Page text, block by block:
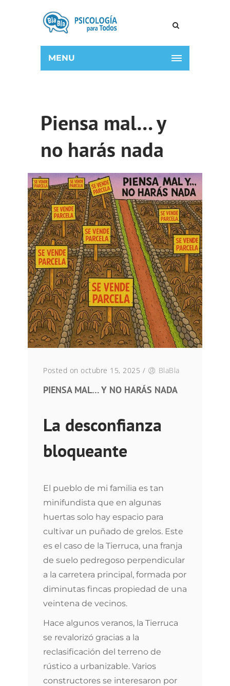
MENU
Piensa mal… y
no harás nada
Posted on octubre 15, 2025 / BlaBla
PIENSA MAL… Y NO HARÁS NADA
La desconfianza
bloqueante
El pueblo de mi familia es tan
minifundista que en algunas
huertas solo hay espacio para
cultivar un puñado de grelos. Este
es el caso de la Tierruca, una franja
de suelo pedregoso perpendicular
a la carretera principal, formada por
diminutas fincas propiedad de una
veintena de vecinos.
Hace algunos veranos, la Tierruca
se revalorizó gracias a la
reclasificación del terreno de
rústico a urbanizable. Varios
constructores se interesaron por